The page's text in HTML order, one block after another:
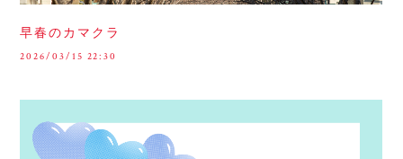
早春のカマクラ
2026/03/15 22:30